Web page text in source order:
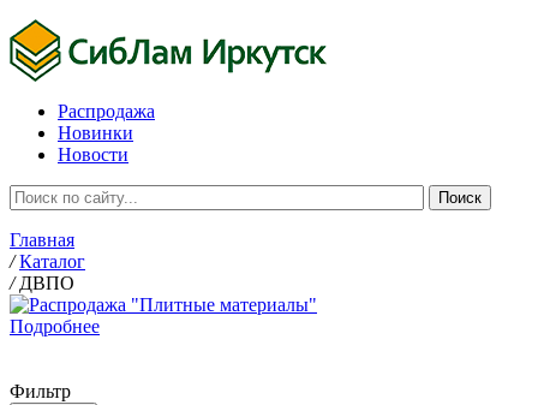
Распродажа
Новинки
Новости
Главная
/ Каталог
/ ДВПО
Подробнее
Фильтр